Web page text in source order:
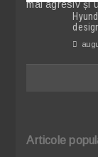
Articole